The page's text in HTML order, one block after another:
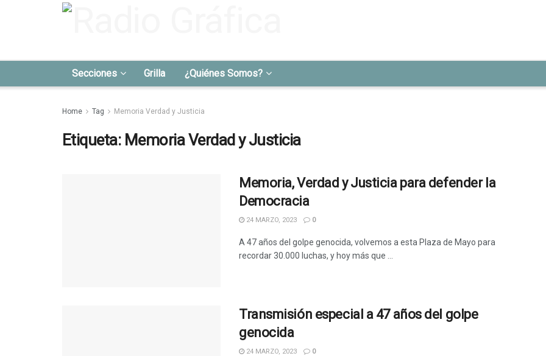
Secciones Grilla ¿Quiénes Somos?
Home Tag Memoria Verdad y Justicia
Etiqueta: Memoria Verdad y Justicia
Memoria, Verdad y Justicia para defender la
Democracia
24 MARZO, 2023 0
A 47 años del golpe genocida, volvemos a esta Plaza de Mayo para
recordar 30.000 luchas, y hoy más que ...
Transmisión especial a 47 años del golpe
genocida
24 MARZO, 2023 0